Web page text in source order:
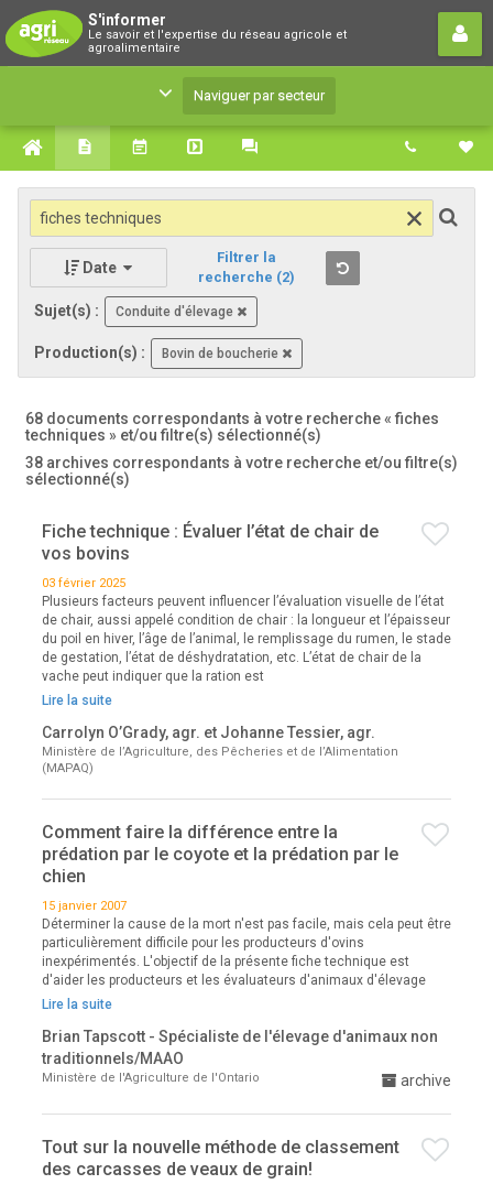
S'informer
Le savoir et l'expertise du réseau agricole et
agroalimentaire
Le savoir et l'expertise du réseau agricole et
agroalimentaire
Naviguer par secteur
Date
Filtrer la
recherche (2)
Sujet(s) : Conduite d'élevage
Production(s) : Bovin de boucherie
68 documents correspondants à votre recherche« fiches
techniques » et/ou filtre(s) sélectionné(s)
38 archives correspondants à votre recherche et/ou filtre(s)
sélectionné(s)
Fiche technique : Évaluer l’état de chair de
vos bovins
03 février 2025
Plusieurs facteurs peuvent influencer l’évaluation visuelle de l’état
de chair, aussi appelé condition de chair : la longueur et l’épaisseur
du poil en hiver, l’âge de l’animal, le remplissage du rumen, le stade
de gestation, l’état de déshydratation, etc. L’état de chair de la
vache peut indiquer que la ration est
Lire la suite
Carrolyn O’Grady, agr. et Johanne Tessier, agr.
Ministère de l’Agriculture, des Pêcheries et de l’Alimentation
(MAPAQ)
Comment faire la différence entre la
prédation par le coyote et la prédation par le
chien
15 janvier 2007
Déterminer la cause de la mort n'est pas facile, mais cela peut être
particulièrement difficile pour les producteurs d'ovins
inexpérimentés. L'objectif de la présente fiche technique est
d'aider les producteurs et les évaluateurs d'animaux d'élevage
Lire la suite
Brian Tapscott - Spécialiste de l'élevage d'animaux non
traditionnels/MAAO
archive
Ministère de l'Agriculture de l'Ontario
Tout sur la nouvelle méthode de classement
des carcasses de veaux de grain!